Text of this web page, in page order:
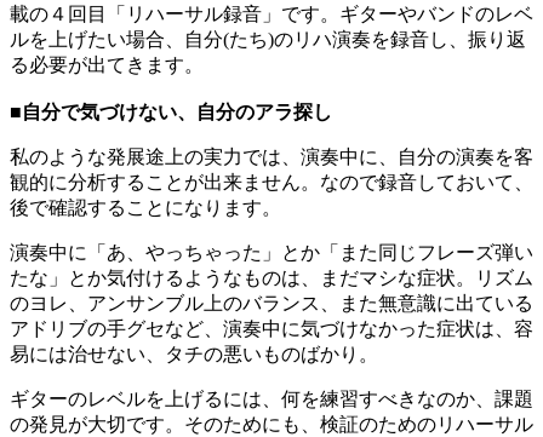
載の４回目「リハーサル録音」です。ギターやバンドのレベ
ルを上げたい場合、自分(たち)のリハ演奏を録音し、振り返
る必要が出てきます。
■自分で気づけない、自分のアラ探し
私のような発展途上の実力では、演奏中に、自分の演奏を客
観的に分析することが出来ません。なので録音しておいて、
後で確認することになります。
演奏中に「あ、やっちゃった」とか「また同じフレーズ弾い
たな」とか気付けるようなものは、まだマシな症状。リズム
のヨレ、アンサンブル上のバランス、また無意識に出ている
アドリブの手グセなど、演奏中に気づけなかった症状は、容
易には治せない、タチの悪いものばかり。
ギターのレベルを上げるには、何を練習すべきなのか、課題
の発見が大切です。そのためにも、検証のためのリハーサル